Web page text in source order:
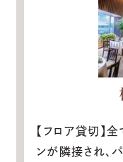
【フロア貸切】
ンが隣接され、